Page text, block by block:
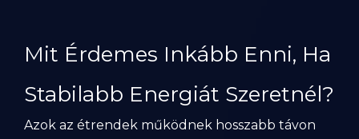
Mit Érdemes Inkább Enni, Ha
Stabilabb Energiát Szeretnél?
Azok az étrendek működnek hosszabb távon